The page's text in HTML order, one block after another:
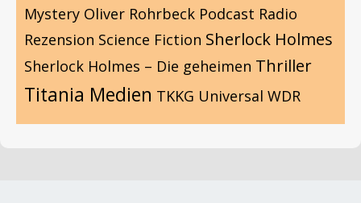
Mystery Oliver Rohrbeck Podcast Radio
Rezension Science Fiction Sherlock Holmes
Sherlock Holmes – Die geheimen Thriller
Titania Medien TKKG Universal WDR